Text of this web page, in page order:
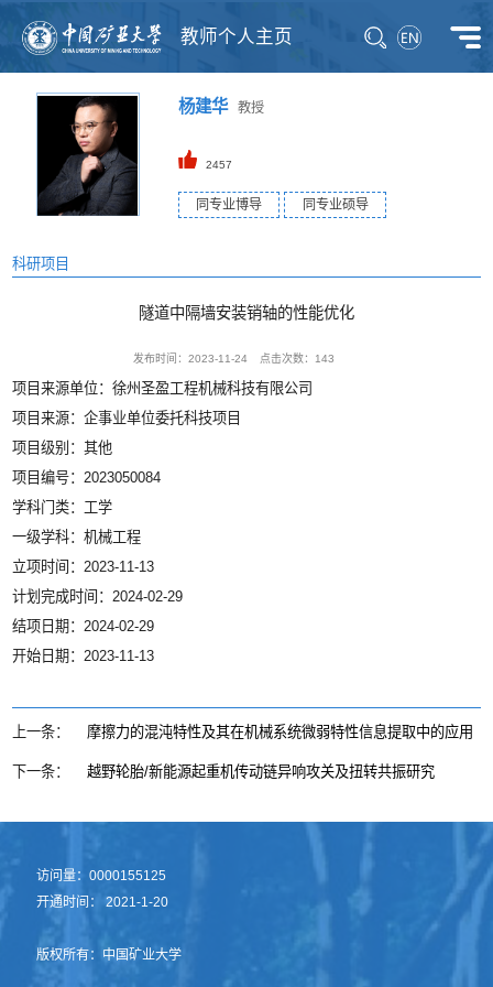
教师个人主页
杨建华教授
2457
同专业博导 同专业硕导
科研项目
隧道中隔墙安装销轴的性能优化
发布时间：2023-11-24 点击次数： 143
项目来源单位：徐州圣盈工程机械科技有限公司
项目来源：企事业单位委托科技项目
项目级别：其他
项目编号：2023050084
学科门类：工学
一级学科：机械工程
立项时间：2023-11-13
计划完成时间：2024-02-29
结项日期：2024-02-29
开始日期：2023-11-13
上一条： 摩擦力的混沌特性及其在机械系统微弱特性信息提取中的应用
下一条： 越野轮胎/新能源起重机传动链异响攻关及扭转共振研究
访问量：0000155125
开通时间：2021-1-20
版权所有：中国矿业大学